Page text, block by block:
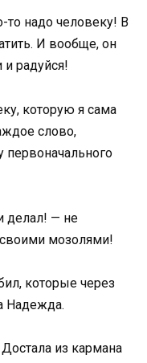
то надо человеку! В
И вообще, он
и радуйся!
которую я сама
слово,
делал! — не
мозолями!
которые через
Надежда.
из кармана